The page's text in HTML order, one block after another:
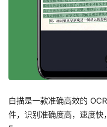
白描是一款准确高效的
件，识别准确度高，速度